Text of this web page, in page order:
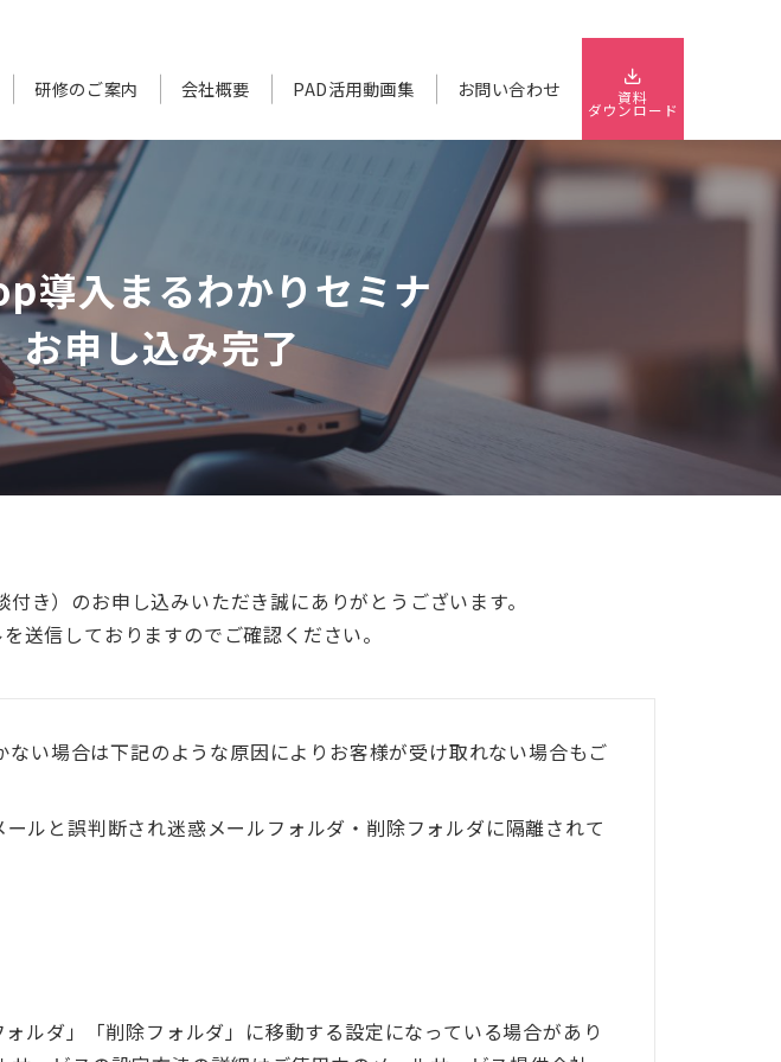
研修のご案内 会社概要 PAD活用動画集 お問い合わせ 資料
ダウンロード
入まるわかりセミナ
お申し込み完了
）のお申し込みいただき誠にありがとうございます。
送信しておりますのでご確認ください。
い場合は下記のような原因によりお客様が受け取れない場合もご
ルと誤判断され迷惑メールフォルダ・削除フォルダに隔離されて
ルダ」「削除フォルダ」に移動する設定になっている場合があり